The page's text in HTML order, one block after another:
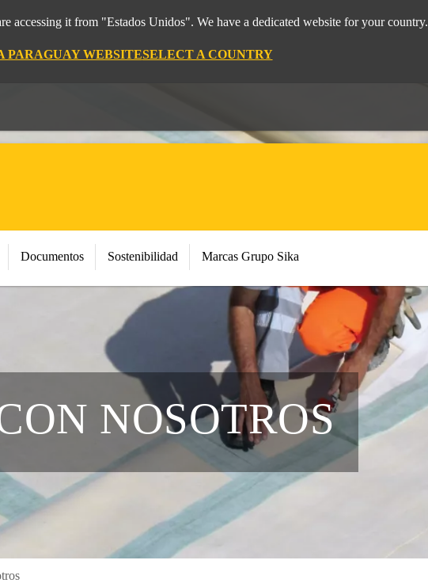
accessing it from "Estados Unidos". We have a dedicated website for your country.
PARAGUAY WEBSITESELECT A COUNTRY
Documentos Sostenibilidad Marcas Grupo Sika
NOSOTROS